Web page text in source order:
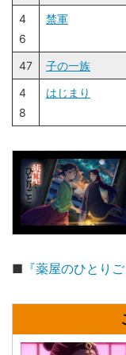
4
6
禁軍
47 子の一族
4
8
はじまり
■ 『薬屋のひとり